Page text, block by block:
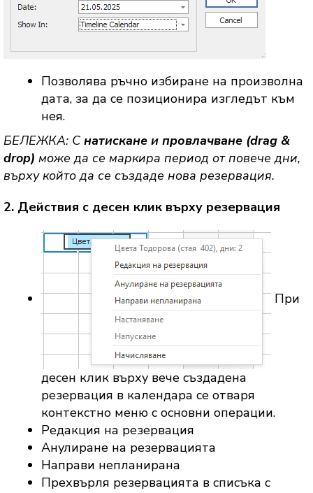
Позволява ръчно избиране на произволна
дата, за да се позиционира изгледът към
нея.
БЕЛЕЖКА: С натискане и провлачване (drag &
drop) може да се маркира период от повече дни,
върху който да се създаде нова резервация.
2. Действия с десен клик върху резервация
При
десен клик върху вече създадена
резервация в календара се отваря
контекстно меню с основни операции.
Редакция на резервация
Анулиране на резервацията
Направи непланирана
Прехвърля резервацията в списъка с